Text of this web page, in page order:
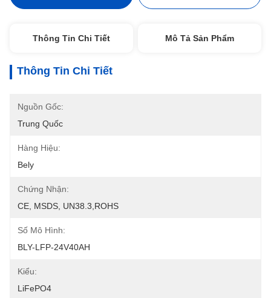
Thông Tin Chi Tiết Mô Tả Sản Phẩm
Thông Tin Chi Tiết
Nguồn Gốc:
Trung Quốc
Hàng Hiệu:
Bely
Chứng Nhận:
CE, MSDS, UN38.3,ROHS
Số Mô Hình:
BLY-LFP-24V40AH
Kiểu:
LiFePO4